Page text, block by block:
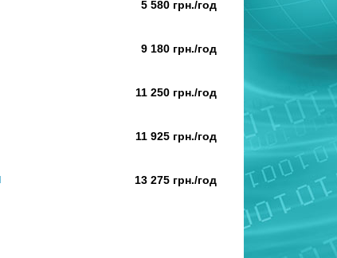
5 580 грн./год
9 180 грн./год
11 250 грн./год
11 925 грн./год
13 275 грн./год